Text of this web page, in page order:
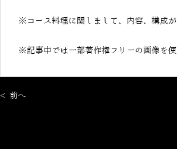
※コース料理に関しまして、内容、構成
※記事中では一部著作権フリーの画像を使
< 前へ